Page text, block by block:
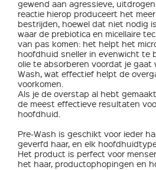
gewend aan agressieve,
reactie hierop produceert het
bestrijden, hoewel dat niet nodig
waar de prebiotica en micellaire
van pas komen: het helpt het
hoofdhuid sneller in evenwicht te
olie te absorberen voordat je gaat
Wash, wat effectief helpt de
voorkomen.
Als je de overstap al hebt
de meest effectieve resultaten
hoofdhuid.
Pre-Wash is geschikt voor ieder
geverfd haar, en elk
Het product is perfect voor
het haar, productophopingen en